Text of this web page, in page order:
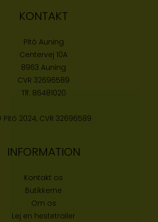
KONTAKT
Pitó Auning
Centervej 10A
8963 Auning
CVR 32696589
Tlf: 86481020
Pitó 2024, CVR 32696589
INFORMATION
Kontakt os
Butikkerne
Om os
Lej en hestetrailer